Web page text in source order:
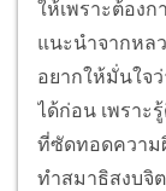
ให้เพราะต้อง
แนะนำจากหล
อยากให้มั่นใจ
ได้ก่อน เพราะ
ที่ซัดทอดความ
ทำสมาธิสงบจิ